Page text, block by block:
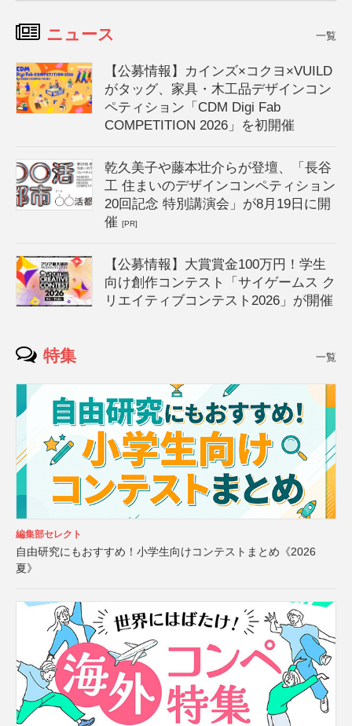
ニュース 一覧
【公募情報】カインズ×コクヨ×VUILD
がタッグ、家具・木工品デザインコン
ペティション「CDM Digi Fab
COMPETITION 2026」を初開催
乾久美子や藤本壮介らが登壇、「長谷
工 住まいのデザインコンペティション
20回記念 特別講演会」が8月19日に開
催[PR]
【公募情報】大賞賞金100万円！学生
向け創作コンテスト「サイゲームス ク
リエイティブコンテスト2026」が開催
特集 一覧
編集部セレクト
自由研究にもおすすめ！小学生向けコンテストまとめ《2026
夏》